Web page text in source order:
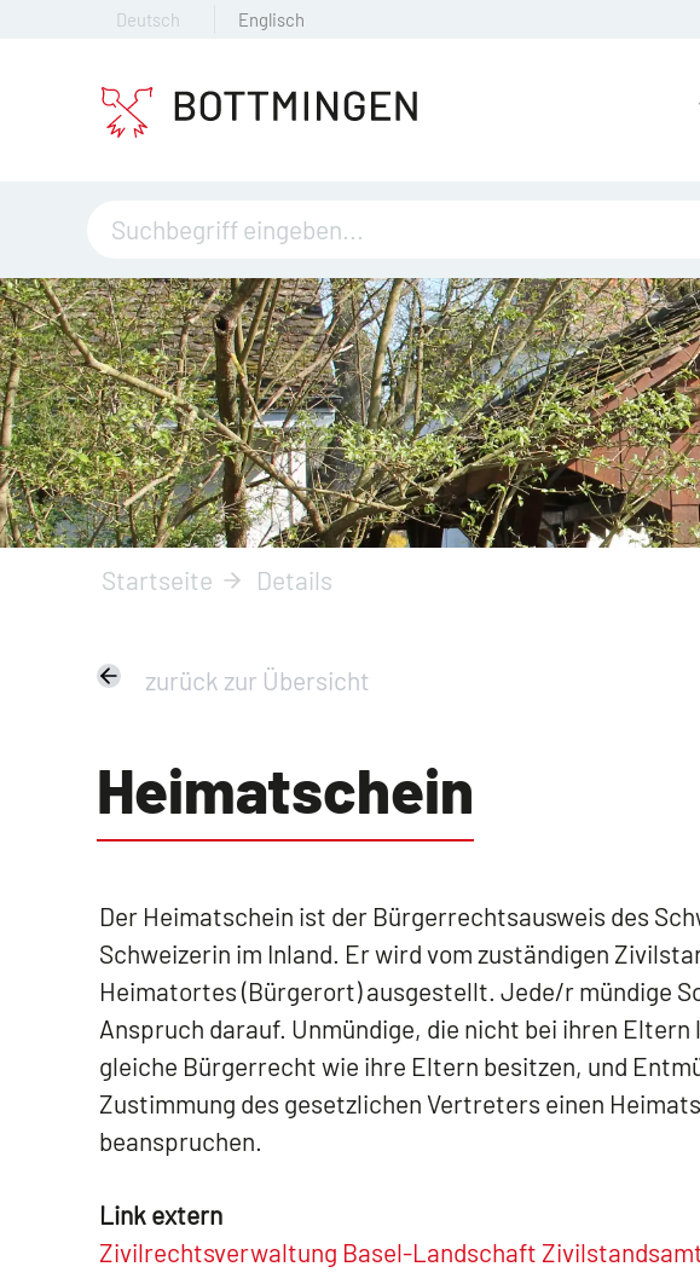
Deutsch Englisch
Startseite Details
zurück zur Übersicht
Heimatschein
Der Heimatschein ist der Bürgerrechtsausweis des
Schweizerin im Inland. Er wird vom zuständigen
Heimatortes (Bürgerort) ausgestellt. Jede/r mündige
Anspruch darauf. Unmündige, die nicht bei ihren Eltern
gleiche Bürgerrecht wie ihre Eltern besitzen, und
Zustimmung des gesetzlichen Vertreters einen
beanspruchen.
Link extern
Zivilrechtsverwaltung Basel-Landschaft